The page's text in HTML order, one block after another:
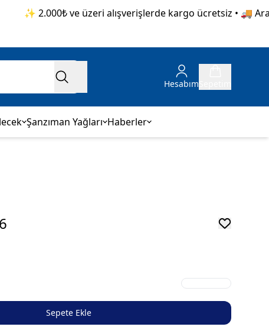
✨ 2.000₺ ve üzeri alışverişlerde kargo ücretsiz • 🚚
Hesabım
Şanzıman Yağları Haberler
Sepete Ekle